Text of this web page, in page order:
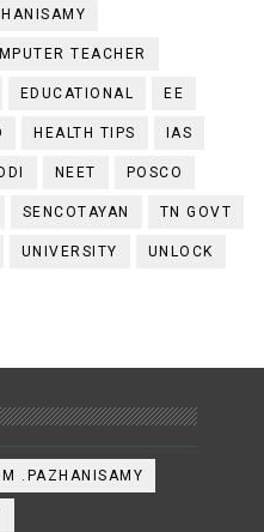
TEACHER
EDUCATIONAL EE
HEALTH TIPS IAS
NEET POSCO
SENCOTAYAN TN GOVT
UNIVERSITY UNLOCK
.PAZHANISAMY